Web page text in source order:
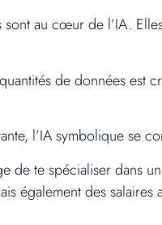
sont au cœur de l’IA.
de données est
l’IA symbolique se
de te spécialiser dans
également des